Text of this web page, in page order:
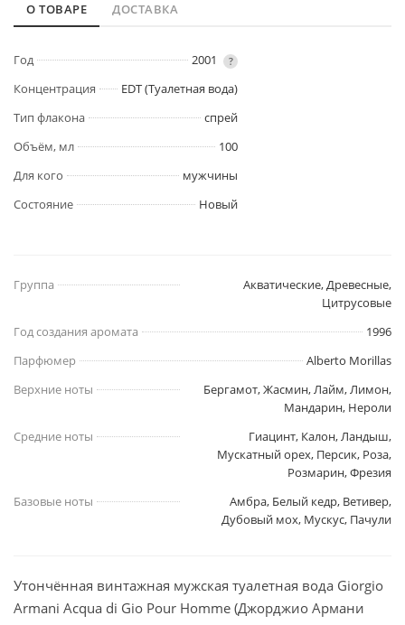
О ТОВАРЕ ДОСТАВКА
Год 2001 ?
Концентрация
EDT (Туалетная вода)
Тип флакона
спрей
Объём, мл
100
Для кого
мужчины
Состояние
Новый
Группа
Акватические, Древесные,
Цитрусовые
Год создания аромата
1996
Парфюмер
Alberto Morillas
Верхние ноты
Бергамот, Жасмин, Лайм, Лимон,
Мандарин, Нероли
Средние ноты
Гиацинт, Калон, Ландыш,
Мускатный орех, Персик, Роза,
Розмарин, Фрезия
Базовые ноты
Амбра, Белый кедр, Ветивер,
Дубовый мох, Мускус, Пачули
Утончённая винтажная мужская туалетная вода Giorgio
Armani Acqua di Gio Pour Homme (Джорджио Армани